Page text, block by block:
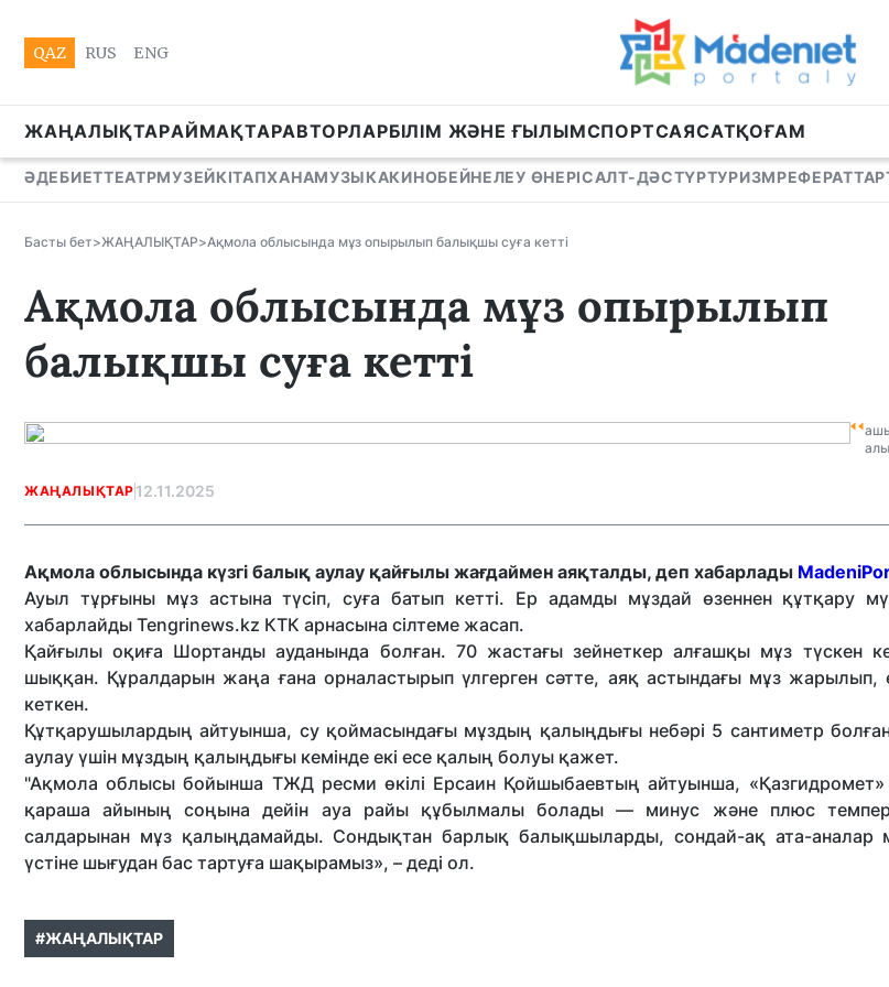
QAZ RUS ENG
ЖАҢАЛЫҚТАРАЙМАҚТАРАВТОРЛАРБІЛІМ ЖӘНЕ ҒЫЛЫМСПОРТСАЯСАТҚОҒАМ
ӘДЕБИЕТТЕАТРМУЗЕЙКІТАПХАНАМУЗЫКАКИНОБЕЙНЕЛЕУ ӨНЕРІСАЛТ-ДӘСТҮРТУРИЗМРЕФЕРАТТАР
Басты бет>ЖАҢАЛЫҚТАР>Ақмола облысында мұз опырылып балықшы суға кетті
Ақмола облысында мұз опырылып
балықшы суға кетті
ЖАҢАЛЫҚТАР 12.11.2025
Ақмола облысында күзгі балық аулау қайғылы жағдаймен аяқталды, деп хабарлады
Ауыл тұрғыны мұз астына түсіп, суға батып кетті. Ер адамды мұздай өзеннен құтқару
хабарлайды Tengrinews.kz КТК арнасына сілтеме жасап.
Қайғылы оқиға Шортанды ауданында болған. 70 жастағы зейнеткер алғашқы мұз түскен
шыққан. Құралдарын жаңа ғана орналастырып үлгерген сәтте, аяқ астындағы мұз жарылып,
кеткен.
Құтқарушылардың айтуынша, су қоймасындағы мұздың қалыңдығы небәрі 5 сантиметр
аулау үшін мұздың қалыңдығы кемінде екі есе қалың болуы қажет.
"Ақмола облысы бойынша ТЖД ресми өкілі Ерсаин Қойшыбаевтың айтуынша,
қараша айының соңына дейін ауа райы құбылмалы болады — минус және плюс
салдарынан мұз қалыңдамайды. Сондықтан барлық балықшыларды, сондай-ақ ата-аналар
үстіне шығудан бас тартуға шақырамыз», – деді ол.
#ЖАҢАЛЫҚТАР